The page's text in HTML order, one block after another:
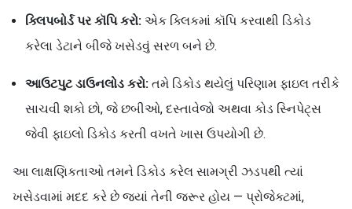
ક્લિપબોર્ડ પર કૉપિ કરો: એક ક્લિકમાં કૉપિ કરવાથી ડિકોડ
કરેલા ડેટાને બીજે ખસેડવું સરળ બને છે.
આઉટપુટ ડાઉનલોડ કરો: તમે ડિકોડ થયેલું પરિણામ ફાઇલ તરીકે
સાચવી શકો છો, જે છબીઓ, દસ્તાવેજો અથવા કોડ સ્નિપેટ્સ
જેવી ફાઇલો ડિકોડ કરતી વખતે ખાસ ઉપયોગી છે.
આ લાક્ષણિકતાઓ તમને ડિકોડ કરેલ સામગ્રી ઝડપથી ત્યાં
ખસેડવામાં મદદ કરે છે જ્યાં તેની જરૂર હોય — પ્રોજેક્ટમાં,